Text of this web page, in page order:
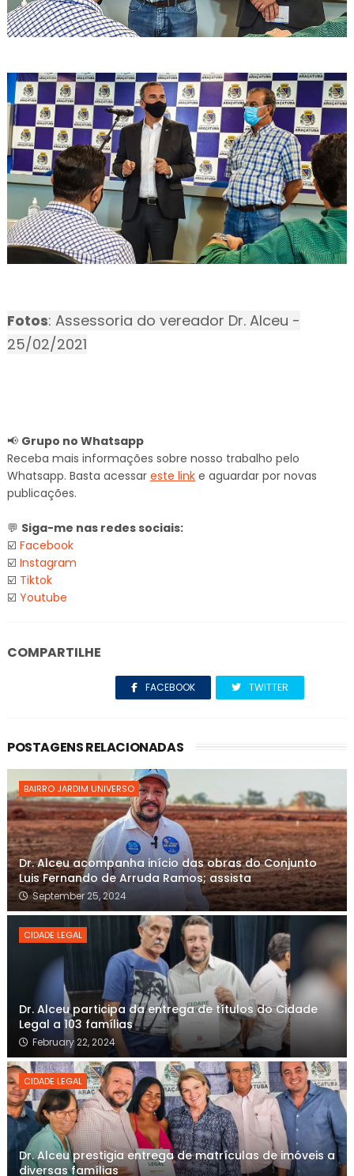
Fotos: Assessoria do vereador Dr. Alceu -
25/02/2021
📢 Grupo no Whatsapp
Receba mais informações sobre nosso trabalho pelo
Whatsapp. Basta acessar este linke aguardar por novas
publicações.
💬 Siga-me nas redes sociais:
☑️ Facebook
☑️ Instagram
☑️ Tiktok
☑️ Youtube
COMPARTILHE
FACEBOOK TWITTER
POSTAGENS RELACIONADAS
BAIRRO JARDIM UNIVERSO
Dr. Alceu acompanha início das obras do Conjunto
Luis Fernando de Arruda Ramos; assista
September 25, 2024
CIDADE LEGAL
Dr. Alceu participa da entrega de títulos do Cidade
Legal a 103 famílias
February 22, 2024
CIDADE LEGAL
Dr. Alceu prestigia entrega de matrículas de imóveis a
diversas famílias